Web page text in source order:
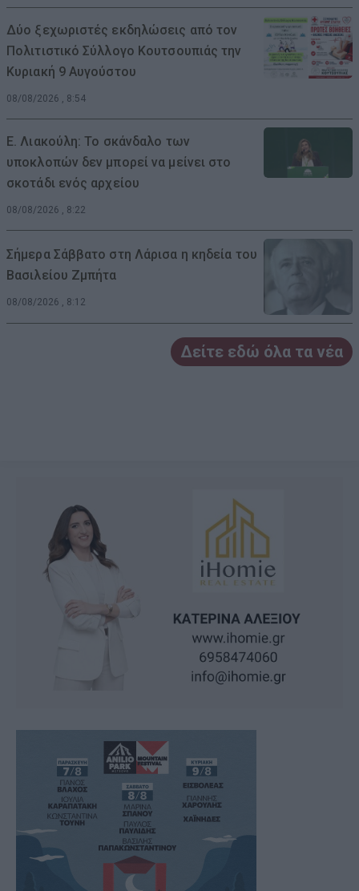
Δύο ξεχωριστές εκδηλώσεις από τον
Πολιτιστικό Σύλλογο Κουτσουπιάς την
Κυριακή 9 Αυγούστου
08/08/2026 , 8:54
Ε. Λιακούλη: Το σκάνδαλο των
υποκλοπών δεν μπορεί να μείνει στο
σκοτάδι ενός αρχείου
08/08/2026 , 8:22
Σήμερα Σάββατο στη Λάρισα η κηδεία του
Βασιλείου Ζμπήτα
08/08/2026 , 8:12
Δείτε εδώ όλα τα νέα